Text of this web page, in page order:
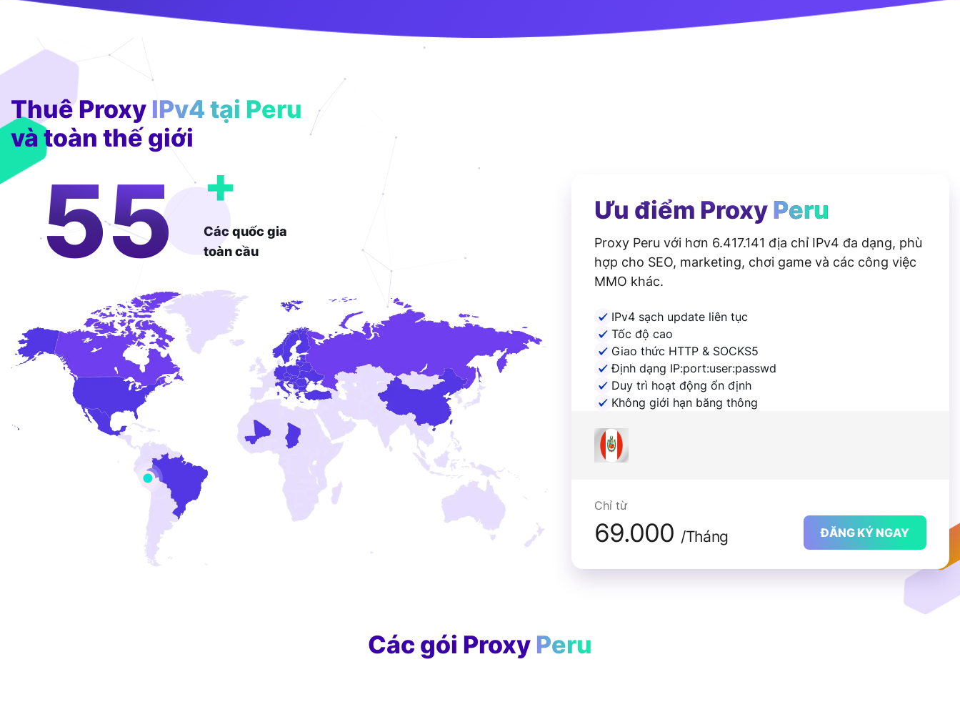
Thuê Proxy IPv4 tại Peru
và toàn thế giới
132+
Các quốc gia
toàn cầu
Ưu điểm ProxyPeru
Proxy Peru với hơn 6.417.141 địa chỉ IPv4 đa dạng, phù
hợp cho SEO, marketing, chơi game và các công việc
MMO khác.
IPv4 sạch update liên tục
Tốc độ cao
Giao thức HTTP & SOCKS5
Định dạng IP:port:user:passwd
Duy trì hoạt động ổn định
Không giới hạn băng thông
Chỉ từ
69.000 /Tháng ĐĂNG KÝ NGAY
Các gói Proxy Peru